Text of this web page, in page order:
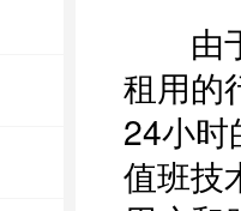
由于
租用的
24小时
值班技